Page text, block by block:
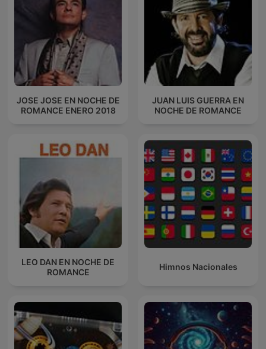
JOSE JOSE EN NOCHE DE
ROMANCE ENERO 2018
JUAN LUIS GUERRA EN
NOCHE DE ROMANCE
LEO DAN EN NOCHE DE
ROMANCE
Himnos Nacionales